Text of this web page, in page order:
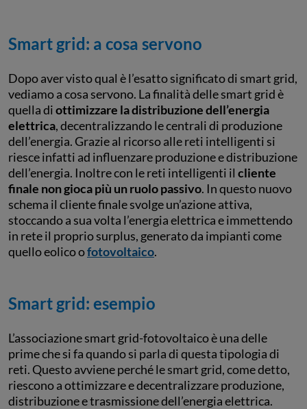
Smart grid: a cosa servono
Dopo aver visto qual è l’esatto significato di smart grid,
vediamo a cosa servono. La finalità delle smart grid è
quella diottimizzare la distribuzione dell’energia
elettrica, decentralizzando le centrali di produzione
dell’energia. Grazie al ricorso alle reti intelligenti si
riesce infatti ad influenzare produzione e distribuzione
dell’energia. Inoltre con le reti intelligenti il cliente
finale non gioca più un ruolo passivo. In questo nuovo
schema il cliente finale svolge un’azione attiva,
stoccando a sua volta l’energia elettrica e immettendo
in rete il proprio surplus, generato da impianti come
quello eolico ofotovoltaico.
Smart grid: esempio
L’associazione smart grid-fotovoltaico è una delle
prime che si fa quando si parla di questa tipologia di
reti. Questo avviene perché le smart grid, come detto,
riescono a ottimizzare e decentralizzare produzione,
distribuzione e trasmissione dell’energia elettrica.